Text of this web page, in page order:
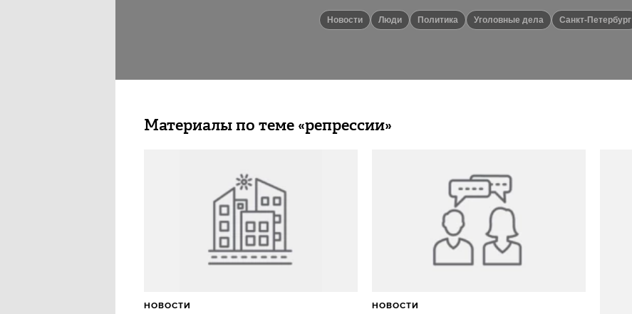
новости люди политика уголовные дела Санкт-Петербург
Материалы по теме «репрессии»
НОВОСТИ НОВОСТИ